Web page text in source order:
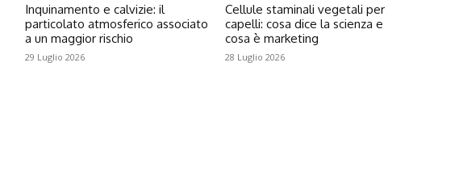
Inquinamento e calvizie: il
particolato atmosferico associato
a un maggior rischio
29 Luglio 2026
Cellule staminali vegetali per
capelli: cosa dice la scienza e
cosa è marketing
28 Luglio 2026